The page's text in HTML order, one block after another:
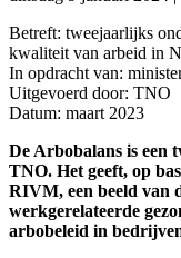
Betreft: tweejaarlijks
kwaliteit van arbeid in
In opdracht van:
Uitgevoerd door: TNO
Datum: maart 2023
De Arbobalans is een
TNO. Het geeft, op
RIVM, een beeld van
werkgerelateerde
arbobeleid in